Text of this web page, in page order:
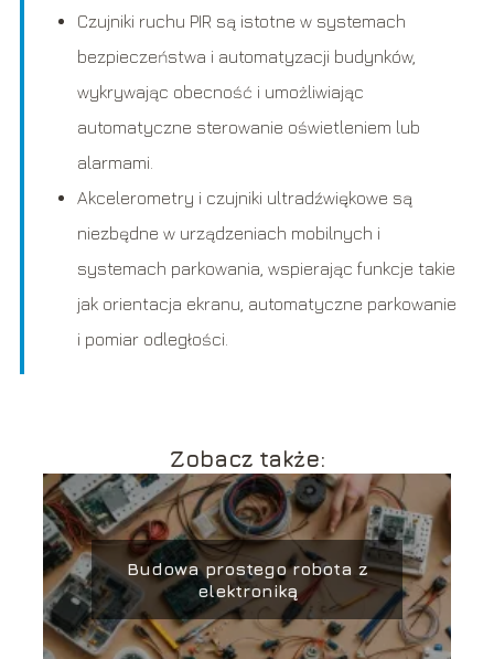
Czujniki ruchu PIR są istotne w systemach
bezpieczeństwa i automatyzacji budynków,
wykrywając obecność i umożliwiając
automatyczne sterowanie oświetleniem lub
alarmami.
Akcelerometry i czujniki ultradźwiękowe są
niezbędne w urządzeniach mobilnych i
systemach parkowania, wspierając funkcje takie
jak orientacja ekranu, automatyczne parkowanie
i pomiar odległości.
Zobacz także:
Budowa prostego robota z
elektroniką